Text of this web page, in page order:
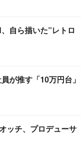
自ら描いた”レトロ
が推す「10万円台」
ッチ、プロデューサ